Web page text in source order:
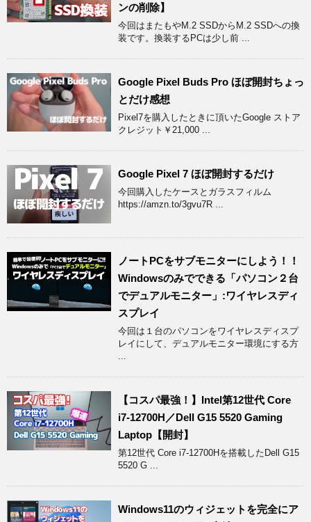
ンの削除】
今回はまたもやM.2 SSDからM.2 SSDへの換
装です。換装するPCは少し前 ...
Google Pixel Buds Pro ほぼ開封ちょっ
とだけ感想
Pixel7を購入したときに頂いたGoogle ストア
クレジット￥21,000 ...
Google Pixel 7 ほぼ開封するだけ
今回購入したケースとガラスフィルム
https://amzn.to/3gvu7R ...
ノートPCをサブモニターにしよう！！
Windowsのみでできる「パソコン２台
でデュアルモニター」:ワイヤレスディ
スプレイ
今回は１台のパソコンをワイヤレスディスプ
レイにして、デュアルモニター環境にする方
...
【コスパ最強！】Intel第12世代 Core
i7-12700H／Dell G15 5520 Gaming
Laptop【開封】
第12世代 Core i7-12700Hを搭載したDell G15
5520 G ...
Windows11のウィジェットを完全にア